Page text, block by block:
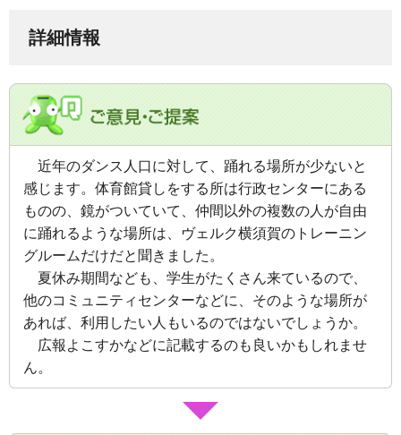
詳細情報
近年のダンス人口に対して、踊れる場所が少ないと
感じます。体育館貸しをする所は行政センターにある
ものの、鏡がついていて、仲間以外の複数の人が自由
に踊れるような場所は、ヴェルク横須賀のトレーニン
グルームだけだと聞きました。
夏休み期間なども、学生がたくさん来ているので、
他のコミュニティセンターなどに、そのような場所が
あれば、利用したい人もいるのではないでしょうか。
広報よこすかなどに記載するのも良いかもしれませ
ん。